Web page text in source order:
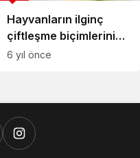
Hayvanların ilginç
çiftleşme biçimlerini
National Geographic
6 yıl önce